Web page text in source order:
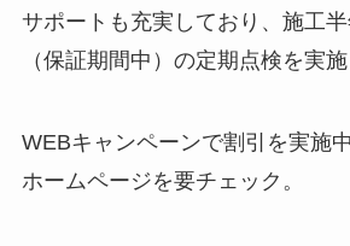
サポートも充実しており、施工
（保証期間中）の定期点検を実施
WEBキャンペーンで割引を実施
ホームページを要チェック。